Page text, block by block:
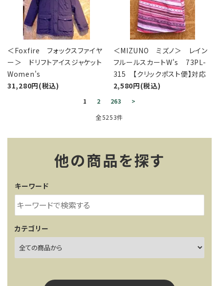
＜Foxfire フォックスファイヤ
ー＞ ドリフトアイスジャケット
Women's
31,280円(税込)
＜MIZUNO ミズノ＞ レイン
フルールスカートW's 73PL-
315 【クリックポスト便】対応
2,580円(税込)
1 2 263
>
全5253件
他の商品を探す
キーワード
カテゴリー